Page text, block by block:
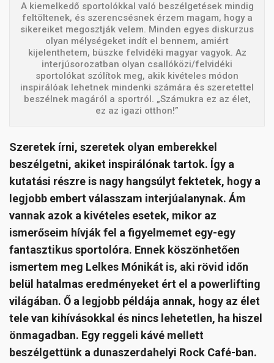
A kiemelkedő sportolókkal való beszélgetések mindig
feltöltenek, és szerencsésnek érzem magam, hogy a
sikereiket megosztják velem. Minden egyes diskurzus
olyan mélységeket indít el bennem, amiért
kijelenthetem, büszke felvidéki magyar vagyok. Az
interjúsorozatban olyan csallóközi/felvidéki
sportolókat szólítok meg, akik kivételes módon
inspirálóak lehetnek mindenki számára és szeretettel
beszélnek magáról a sportról. „Számukra ez az élet,
ez az igazi otthon!”
Szeretek írni, szeretek olyan emberekkel
beszélgetni, akiket inspirálónak tartok. Így a
kutatási részre is nagy hangsúlyt fektetek, hogy a
legjobb embert válasszam interjúalanynak. Ám
vannak azok a kivételes esetek, mikor az
ismerőseim hívják fel a figyelmemet egy-egy
fantasztikus sportolóra. Ennek köszönhetően
ismertem meg Lelkes Mónikát is, aki rövid időn
belül hatalmas eredményeket ért el a powerlifting
világában. Ő a legjobb példája annak, hogy az élet
tele van kihívásokkal és nincs lehetetlen, ha hiszel
önmagadban. Egy reggeli kávé mellett
beszélgettünk a dunaszerdahelyi Rock Café-ban.